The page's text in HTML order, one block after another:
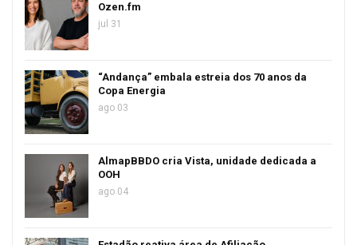
Ozen.fm
jul 31
“Andança” embala estreia dos 70 anos da
Copa Energia
ago 03
AlmapBBDO cria Vista, unidade dedicada a
OOH
ago 04